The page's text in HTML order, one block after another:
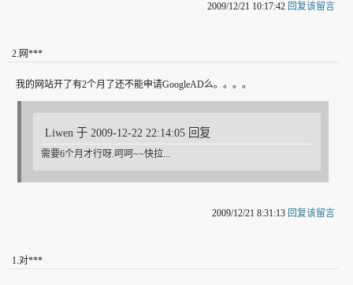
2009/12/21 10:17:42 回复该留言
2. 网***
我的网站开了有2个月了还不能申请GoogleAD么。。。。
Liwen 于 2009-12-22 22:14:05 回复
需要6个月才行呀.呵呵~~快拉...
2009/12/21 8:31:13 回复该留言
1.对***